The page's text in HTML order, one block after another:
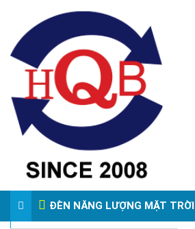
ĐÈN NĂNG LƯỢNG MẶT TRỜI